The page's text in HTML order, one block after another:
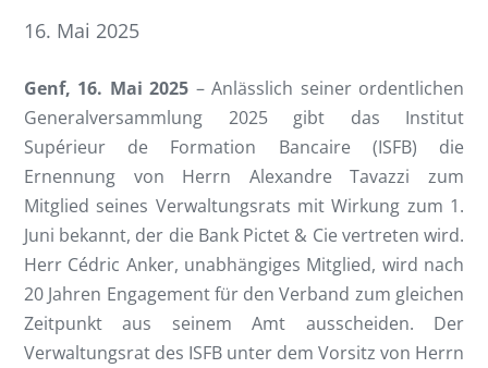
16. Mai 2025
Genf, 16. Mai 2025 – Anlässlich seiner ordentlichen
Generalversammlung 2025 gibt das Institut
Supérieur de Formation Bancaire (ISFB) die
Ernennung von Herrn Alexandre Tavazzi zum
Mitglied seines Verwaltungsrats mit Wirkung zum 1.
Juni bekannt, der die Bank Pictet & Cie vertreten wird.
Herr Cédric Anker, unabhängiges Mitglied, wird nach
20 Jahren Engagement für den Verband zum gleichen
Zeitpunkt aus seinem Amt ausscheiden. Der
Verwaltungsrat des ISFB unter dem Vorsitz von Herrn